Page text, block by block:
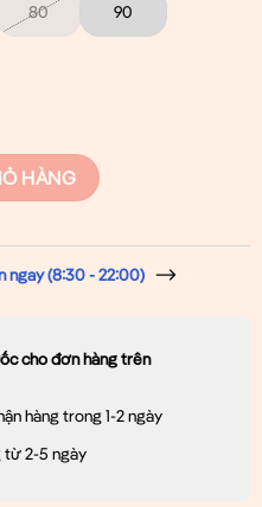
80 90
Xinh Xắn HOGI KIDS số lượng
HÀNG
ngay (8:30 - 22:00)
cho đơn hàng trên
hàng trong 1-2 ngày
từ 2-5 ngày